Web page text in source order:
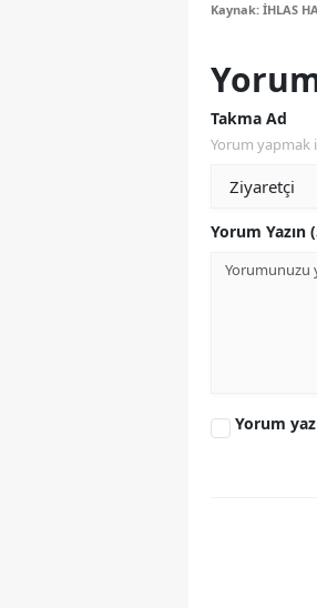
Kaynak: İHLAS
Takma Ad
Yorum yapmak
Yorum Yazın
Yorum